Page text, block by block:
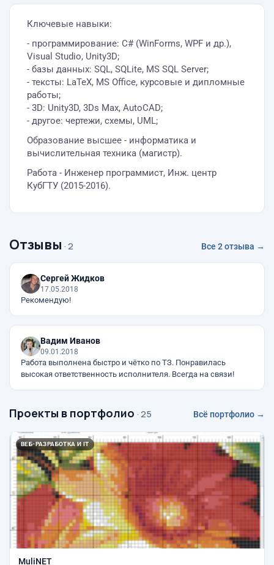
Ключевые навыки:
- программирование: C# (WinForms, WPF и др.),
Visual Studio, Unity3D;
- базы данных: SQL, SQLite, MS SQL Server;
- тексты: LaTeX, MS Office, курсовые и дипломные
работы;
- 3D: Unity3D, 3Ds Max, AutoCAD;
- другое: чертежи, схемы, UML;
Образование высшее - информатика и
вычислительная техника (магистр).
Работа - Инженер программист, Инж. центр
КубГТУ (2015-2016).
Отзывы · 2 Все 2 отзыва →
Сергей Жидков
17.05.2018
Рекомендую!
Вадим Иванов
09.01.2018
Работа выполнена быстро и чётко по ТЗ. Понравилась
высокая ответственность исполнителя. Всегда на связи!
Проекты в портфолио · 25 Всё портфолио →
ВЕБ-РАЗРАБОТКА И IT
MuliNET